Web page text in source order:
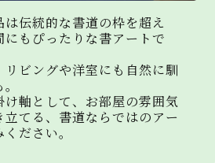
は伝統的な書道の枠を超え
もぴったりな書アートで
ビングや洋室にも自然に馴
け軸として、お部屋の雰囲気
立てる、書道ならではのアー
ださい。
者提供
場合を除いて、あらかじめユ
ことなく、第三者に個人情報
ありません。ただし、個人情報
で認められる場合を除きます。
または財産の保護のために必要
、本人の同意を得ることが困